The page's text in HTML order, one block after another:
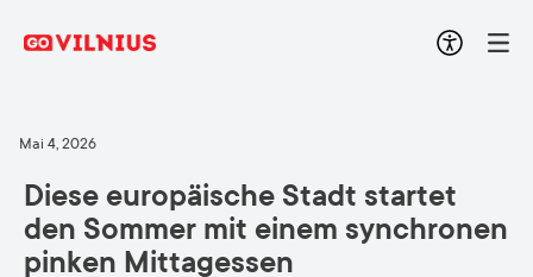
Mai 4, 2026
Diese europäische Stadt startet
den Sommer mit einem synchronen
pinken Mittagessen